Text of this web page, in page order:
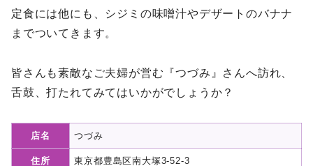
定食には他にも、シジミの味噌汁やデザートのバナナ
までついてきます。
皆さんも素敵なご夫婦が営む『つづみ』さんへ訪れ、
舌鼓、打たれてみてはいかがでしょうか？
店名 つづみ
住所 東京都豊島区南大塚3-52-3